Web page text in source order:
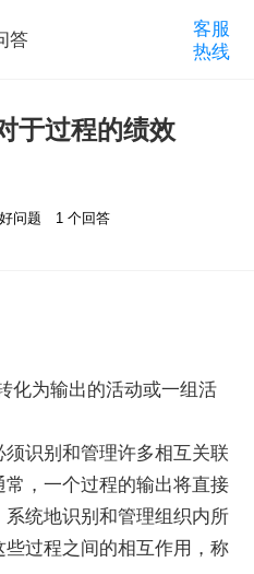
答
客服
热线
于过程的绩效
好问题 1 个回答
化为输出的活动或一组活
识别和管理许多相互关联
，一个过程的输出将直接
统地识别和管理组织内所
过程之间的相互作用，称